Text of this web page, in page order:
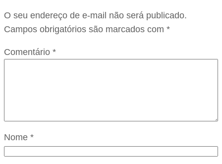
O seu endereço de e-mail não será publicado.
Campos obrigatórios são marcados com *
Comentário *
Nome *